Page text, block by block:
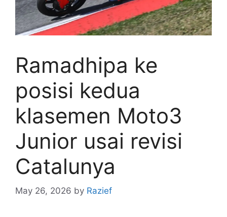
Ramadhipa ke
posisi kedua
klasemen Moto3
Junior usai revisi
Catalunya
May 26, 2026 by Razief